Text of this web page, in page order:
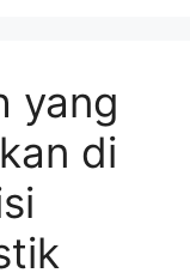
yang
di